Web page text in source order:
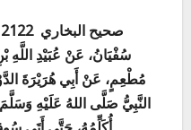
صحيح البخاري
سُفْيَانُ، عَنْ عُبَيْدِ اللَّهِ
مُطْعِمٍ، عَنْ أَبِي هُرَيْرَةَ
النَّبِيُّ صَلَّى اللهُ عَلَيْهِ وَسَلَّمَ